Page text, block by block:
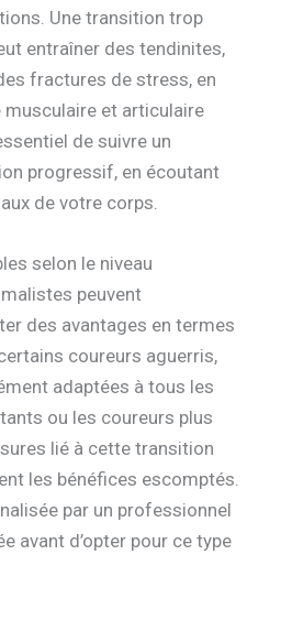
Une transition trop
entraîner des tendinites,
fractures de stress, en
et articulaire
de suivre un
progressif, en écoutant
de votre corps.
selon le niveau
peuvent
des avantages en termes
coureurs aguerris,
adaptées à tous les
ou les coureurs plus
lié à cette transition
les bénéfices escomptés.
par un professionnel
avant d’opter pour ce type